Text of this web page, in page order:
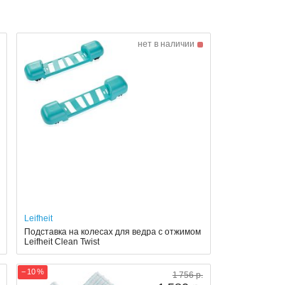
нет в наличии
Leifheit
Подставка на колесах для ведра с отжимом
Leifheit Clean Twist
− 10 % 1 756 р.